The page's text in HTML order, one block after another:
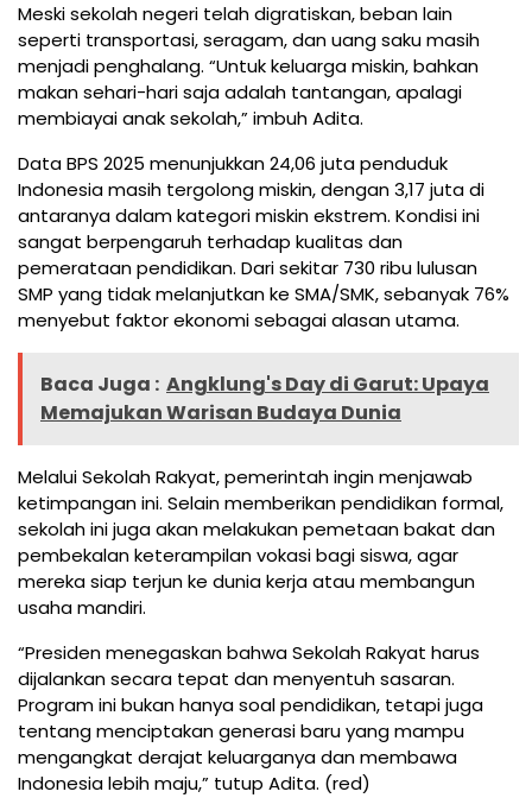
Meski sekolah negeri telah digratiskan, beban lain
seperti transportasi, seragam, dan uang saku masih
menjadi penghalang. “Untuk keluarga miskin, bahkan
makan sehari-hari saja adalah tantangan, apalagi
membiayai anak sekolah,” imbuh Adita.
Data BPS 2025 menunjukkan 24,06 juta penduduk
Indonesia masih tergolong miskin, dengan 3,17 juta di
antaranya dalam kategori miskin ekstrem. Kondisi ini
sangat berpengaruh terhadap kualitas dan
pemerataan pendidikan. Dari sekitar 730 ribu lulusan
SMP yang tidak melanjutkan ke SMA/SMK, sebanyak 76%
menyebut faktor ekonomi sebagai alasan utama.
Baca Juga : Angklung's Day di Garut: Upaya
Memajukan Warisan Budaya Dunia
Melalui Sekolah Rakyat, pemerintah ingin menjawab
ketimpangan ini. Selain memberikan pendidikan formal,
sekolah ini juga akan melakukan pemetaan bakat dan
pembekalan keterampilan vokasi bagi siswa, agar
mereka siap terjun ke dunia kerja atau membangun
usaha mandiri.
“Presiden menegaskan bahwa Sekolah Rakyat harus
dijalankan secara tepat dan menyentuh sasaran.
Program ini bukan hanya soal pendidikan, tetapi juga
tentang menciptakan generasi baru yang mampu
mengangkat derajat keluarganya dan membawa
Indonesia lebih maju,” tutup Adita. (red)